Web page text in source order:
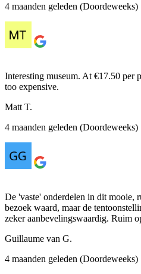
4 maanden geleden (Doordeweeks)
Interesting museum. At €17.50 per
too expensive.
Matt T.
4 maanden geleden (Doordeweeks)
De 'vaste' onderdelen in dit mooie,
bezoek waard, maar de
zeker aanbevelingswaardig. Ruim
Guillaume van G.
4 maanden geleden (Doordeweeks)